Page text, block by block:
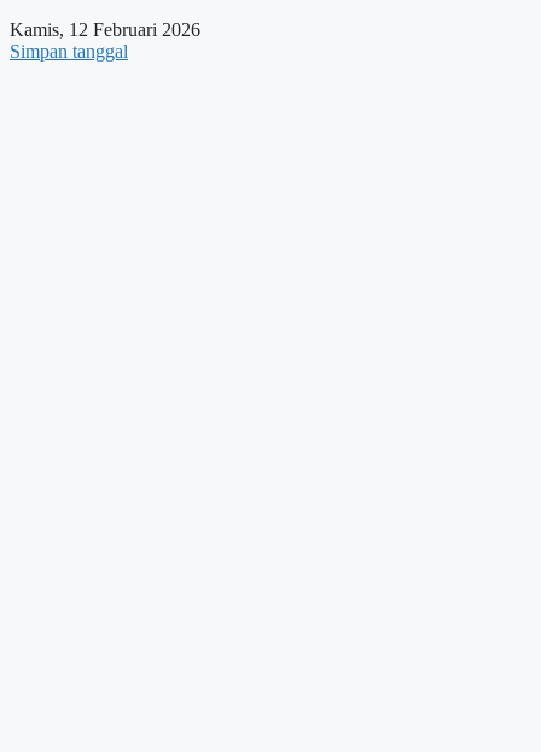
Kamis, 12 Februari 2026
Simpan tanggal